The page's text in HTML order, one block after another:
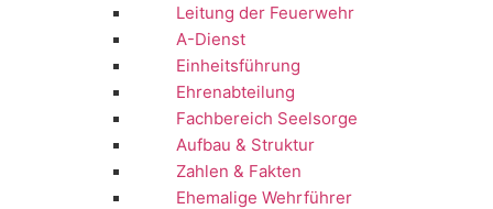
Leitung der Feuerwehr
A-Dienst
Einheitsführung
Ehrenabteilung
Fachbereich Seelsorge
Aufbau & Struktur
Zahlen & Fakten
Ehemalige Wehrführer